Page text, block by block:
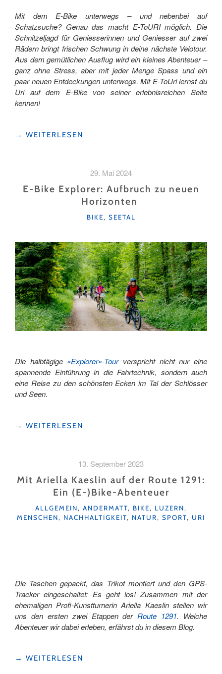
Mit dem E-Bike unterwegs – und nebenbei auf
Schatzsuche? Genau das macht E-ToURI möglich. Die
Schnitzeljagd für Geniesserinnen und Geniesser auf zwei
Rädern bringt frischen Schwung in deine nächste Velotour.
Aus dem gemütlichen Ausflug wird ein kleines Abenteuer –
ganz ohne Stress, aber mit jeder Menge Spass und ein
paar neuen Entdeckungen unterwegs. Mit E-ToUri lernst du
Uri auf dem E-Bike von seiner erlebnisreichen Seite
kennen!
"E-
→ WEITERLESEN
29. Mai 2024
E-Bike Explorer: Aufbruch zu neuen
Horizonten
KATEGORIEN
BIKE, SEETAL
Die halbtägige «Explorer»-Tourverspricht nicht nur eine
spannende Einführung in die Fahrtechnik, sondern auch
eine Reise zu den schönsten Ecken im Tal der Schlösser
und Seen.
"E-
NEUEN
HORIZONTEN "
→ WEITERLESEN
13. September 2023
Mit Ariella Kaeslin auf der Route 1291:
Ein (E-)Bike-Abenteuer
KATEGORIEN
ALLGEMEIN, ANDERMATT, BIKE, LUZERN,
MENSCHEN, NACHHALTIGKEIT, NATUR, SPORT, URI
Die Taschen gepackt, das Trikot montiert und den GPS-
Tracker eingeschaltet: Es geht los! Zusammen mit der
ehemaligen Profi-Kunstturnerin Ariella Kaeslin stellen wir
uns den ersten zwei Etappen derRoute 1291. Welche
Abenteuer wir dabei erleben, erfährst du in diesem Blog.
"MIT
→ WEITERLESEN